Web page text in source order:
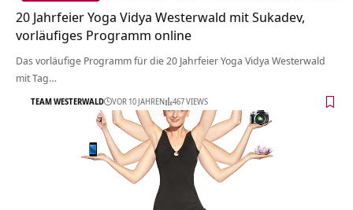
20 Jahrfeier Yoga Vidya Westerwald mit Sukadev,
vorläufiges Programm online
Das vorläufige Programm für die 20 Jahrfeier Yoga Vidya Westerwald
mit Tag…
TEAM WESTERWALD VOR 10 JAHREN 467 VIEWS